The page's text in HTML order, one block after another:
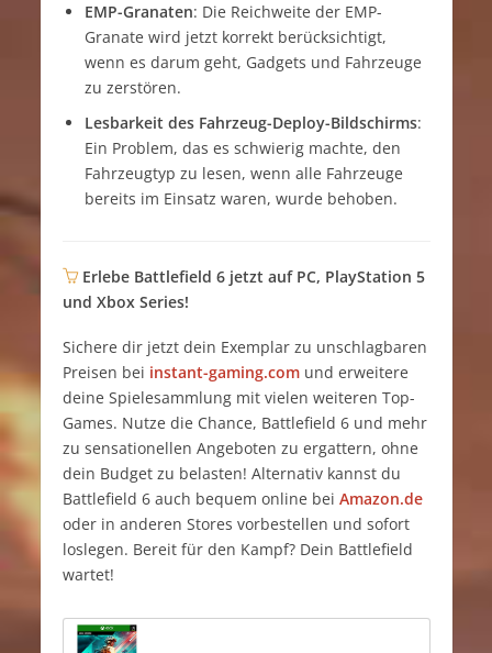
EMP-Granaten: Die Reichweite der EMP-
Granate wird jetzt korrekt berücksichtigt,
wenn es darum geht, Gadgets und Fahrzeuge
zu zerstören.
Lesbarkeit des Fahrzeug-Deploy-Bildschirms:
Ein Problem, das es schwierig machte, den
Fahrzeugtyp zu lesen, wenn alle Fahrzeuge
bereits im Einsatz waren, wurde behoben.
Erlebe Battlefield 6 jetzt auf PC, PlayStation 5
und Xbox Series!
Sichere dir jetzt dein Exemplar zu unschlagbaren
Preisen bei instant-gaming.comund erweitere
deine Spielesammlung mit vielen weiteren Top-
Games. Nutze die Chance, Battlefield 6 und mehr
zu sensationellen Angeboten zu ergattern, ohne
dein Budget zu belasten! Alternativ kannst du
Battlefield 6 auch bequem online bei Amazon.de
oder in anderen Stores vorbestellen und sofort
loslegen. Bereit für den Kampf? Dein Battlefield
wartet!